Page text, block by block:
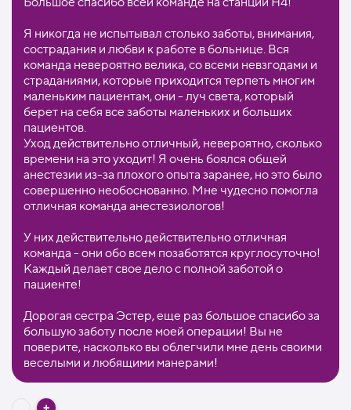
Я никогда не испытывал столько заботы, внимания,
сострадания и любви к работе в больнице. Вся
команда невероятно велика, со всеми невзгодами и
страданиями, которые приходится терпеть многим
маленьким пациентам, они - луч света, который
берет на себя все заботы маленьких и больших
пациентов.
Уход действительно отличный, невероятно, сколько
времени на это уходит! Я очень боялся общей
анестезии из-за плохого опыта заранее, но это было
совершенно необоснованно. Мне чудесно помогла
отличная команда анестезиологов!
У них действительно действительно отличная
команда - они обо всем позаботятся круглосуточно!
Каждый делает свое дело с полной заботой о
пациенте!
Дорогая сестра Эстер, еще раз большое спасибо за
большую заботу после моей операции! Вы не
поверите, насколько вы облегчили мне день своими
веселыми и любящими манерами!